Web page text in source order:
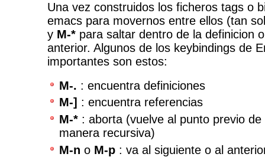
Una vez construidos los ficheros tags o
emacs para movernos entre ellos (tan
y M-* para saltar dentro de la definicion
anterior. Algunos de los keybindings de
importantes son estos:
M-. : encuentra definiciones
M-] : encuentra referencias
M-* : aborta (vuelve al punto previo de
manera recursiva)
M-n o M-p : va al siguiente o al